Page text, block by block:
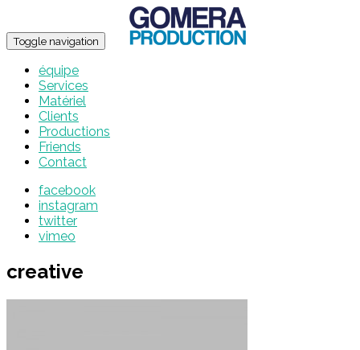
Toggle navigation
équipe
Services
Matériel
Clients
Productions
Friends
Contact
facebook
instagram
twitter
vimeo
creative